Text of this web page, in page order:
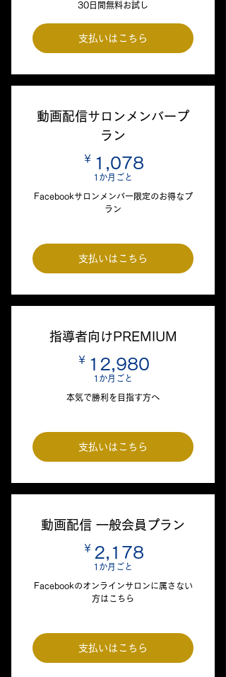
30日間無料お試し
支払いはこちら
動画配信サロンメンバープ
ラン
￥ 1,078
1か月ごと
Facebookサロンメンバー限定のお得なプ
ラン
支払いはこちら
指導者向けPREMIUM
￥ 12,980
1か月ごと
本気で勝利を目指す方へ
支払いはこちら
動画配信 一般会員プラン
￥ 2,178
1か月ごと
Facebookのオンラインサロンに属さない
方はこちら
支払いはこちら